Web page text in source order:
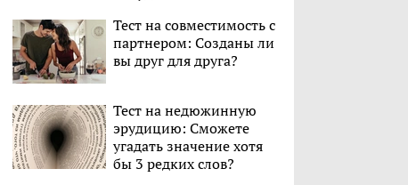
Тест на совместимость с
партнером: Созданы ли
вы друг для друга?
Тест на недюжинную
эрудицию: Сможете
угадать значение хотя
бы 3 редких слов?